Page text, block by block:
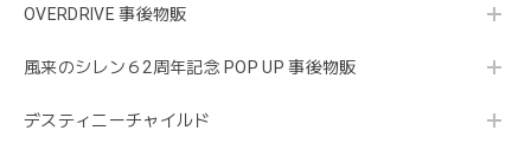
OVERDRIVE 事後物販
風来のシレン６2周年記念 POP UP 事後物販
デスティニーチャイルド